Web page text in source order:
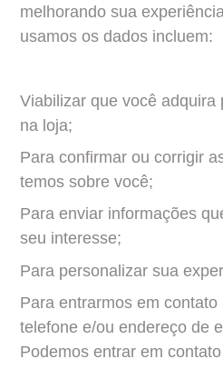
melhorando sua
usamos os dados incluem:
Viabilizar que você adquira
na loja;
Para confirmar ou corrigir
temos sobre você;
Para enviar informações
seu interesse;
Para personalizar sua
Para entrarmos em
telefone e/ou endereço de
Podemos entrar em